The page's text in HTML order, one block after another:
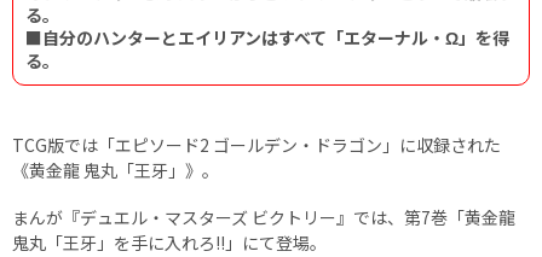
る。
■自分のハンターとエイリアンはすべて「エターナル・Ω」を得
る。
TCG版では「エピソード2 ゴールデン・ドラゴン」に収録された
《黄金龍 鬼丸「王牙」》。
まんが『デュエル・マスターズ ビクトリー』では、第7巻「黄金龍
鬼丸「王牙」を手に入れろ!!」にて登場。